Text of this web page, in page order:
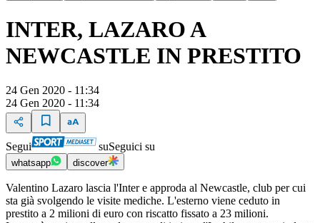
INTER, LAZARO A
NEWCASTLE IN PRESTITO
24 Gen 2020 - 11:34
24 Gen 2020 - 11:34
Segui suSeguici su
whatsapp discover
Valentino Lazaro lascia l'Inter e approda al Newcastle, club per cui
sta già svolgendo le visite mediche. L'esterno viene ceduto in
prestito a 2 milioni di euro con riscatto fissato a 23 milioni.